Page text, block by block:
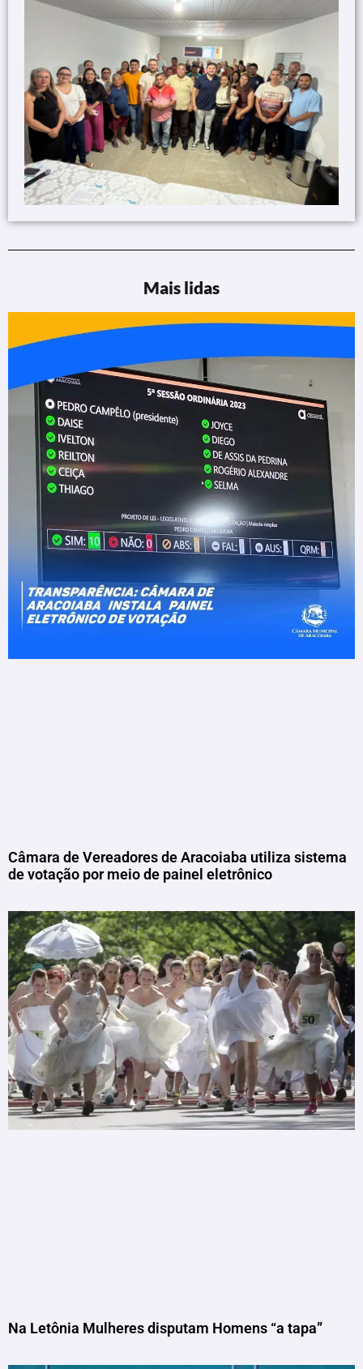
Mais lidas
Câmara de Vereadores de Aracoiaba utiliza sistema
de votação por meio de painel eletrônico
Na Letônia Mulheres disputam Homens “a tapa”